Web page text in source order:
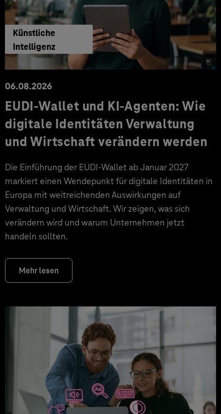
Künstliche
Intelligenz
06.08.2026
EUDI-Wallet und KI-Agenten: Wie
digitale Identitäten Verwaltung
und Wirtschaft verändern werden
Die Einführung der EUDI-Wallet ab Januar 2027
markiert einen Wendepunkt für digitale Identitäten in
Europa mit weitreichenden Auswirkungen auf
Verwaltung und Wirtschaft. Wir zeigen, was sich
verändern wird und warum Unternehmen jetzt
handeln sollten.
Mehr lesen